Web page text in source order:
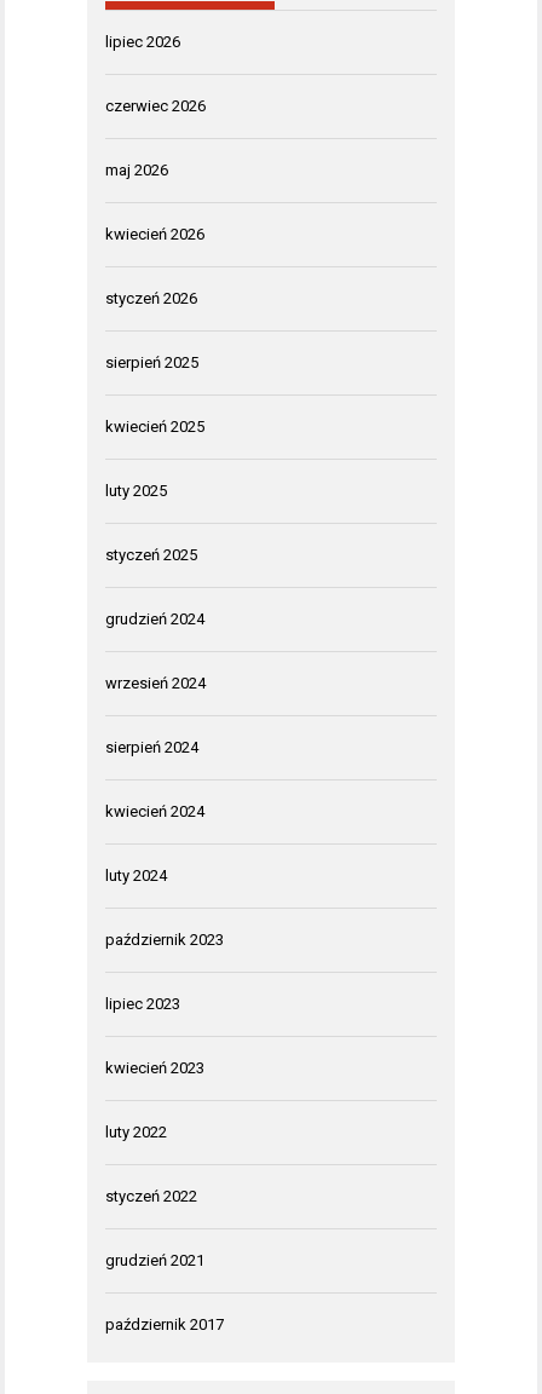
lipiec 2026
czerwiec 2026
maj 2026
kwiecień 2026
styczeń 2026
sierpień 2025
kwiecień 2025
luty 2025
styczeń 2025
grudzień 2024
wrzesień 2024
sierpień 2024
kwiecień 2024
luty 2024
październik 2023
lipiec 2023
kwiecień 2023
luty 2022
styczeń 2022
grudzień 2021
październik 2017